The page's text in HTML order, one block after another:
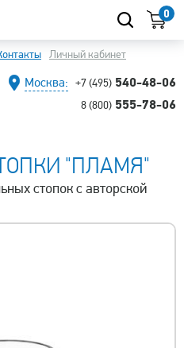
0
Личный кабинет
Москва: +7 (495) 540-48-06
8 (800) 555-78-06
"ПЛАМЯ"
стопок с авторской